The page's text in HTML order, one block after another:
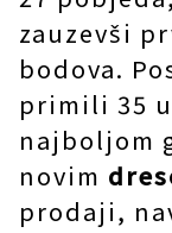
zauzevši
bodova.
primili 35
najboljom
novim
prodaji,